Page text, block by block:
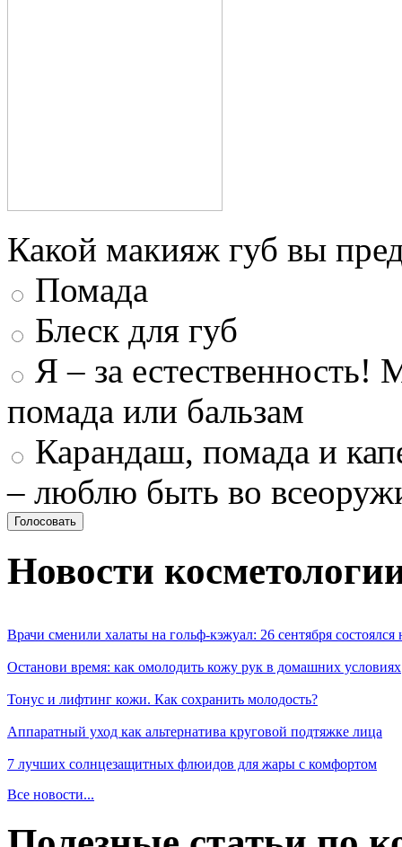
Какой макияж губ вы
Помада
Блеск для губ
Я – за естественность!
помада или бальзам
Карандаш, помада и
– люблю быть во
Новости
Врачи сменили халаты на гольф-кэжуал: 26 сентября
Останови время: как омолодить кожу рук в домашних условиях
Тонус и лифтинг кожи. Как сохранить молодость?
Аппаратный уход как альтернатива круговой подтяжке лица
7 лучших солнцезащитных флюидов для жары с комфортом
Все новости...